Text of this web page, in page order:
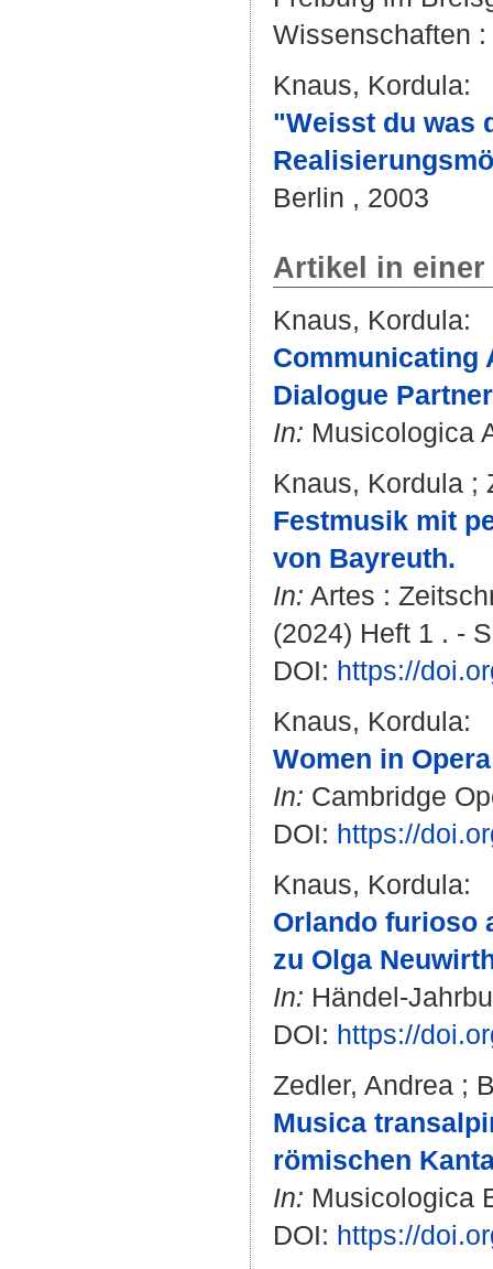
Wissenschaften
Knaus, Kordula:
"Weisst du was
Berlin , 2003
Artikel in
Knaus, Kordula:
Communicating
Dialogue
In: Musicologica
Knaus, Kordula ;
Festmusik mit
von Bayreuth.
In: Artes :
(2024) Heft 1 . -
DOI: https://
Knaus, Kordula:
Women in
In: Cambridge
DOI: https://
Knaus, Kordula:
Orlando furioso
zu Olga
In: Händel-
DOI: https://
Zedler, Andrea ;
Musica
römischen
In: Musicologica
DOI: https://